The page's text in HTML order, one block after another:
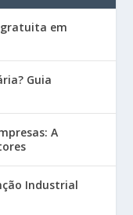
em
Guia
A
Industrial